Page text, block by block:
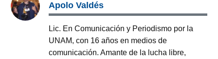
Apolo Valdés
Lic. En Comunicación y Periodismo por la
UNAM, con 16 años en medios de
comunicación. Amante de la lucha libre,